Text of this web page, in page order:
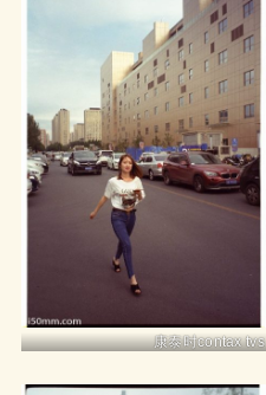
康泰时contax tvs